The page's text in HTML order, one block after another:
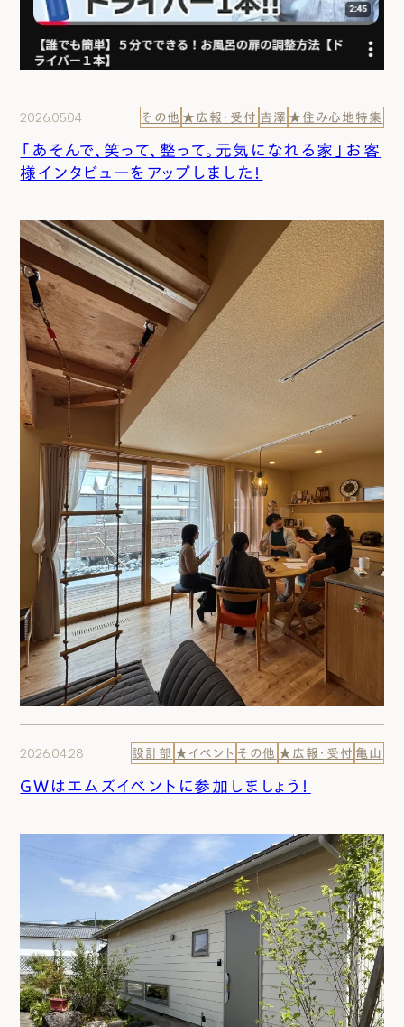
2026.05.04 その他 ★広報・受付 吉澤 ★住み心地特集
「あそんで、笑って、整って。元気になれる家」お客
様インタビューをアップしました！
2026.04.28 設計部 ★イベント その他 ★広報・受付 亀山
GWはエムズイベントに参加しましょう！